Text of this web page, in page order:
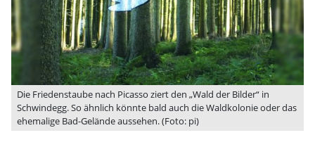
Die Friedenstaube nach Picasso ziert den „Wald der Bilder“ in
Schwindegg. So ähnlich könnte bald auch die Waldkolonie oder das
ehemalige Bad-Gelände aussehen. (Foto: pi)